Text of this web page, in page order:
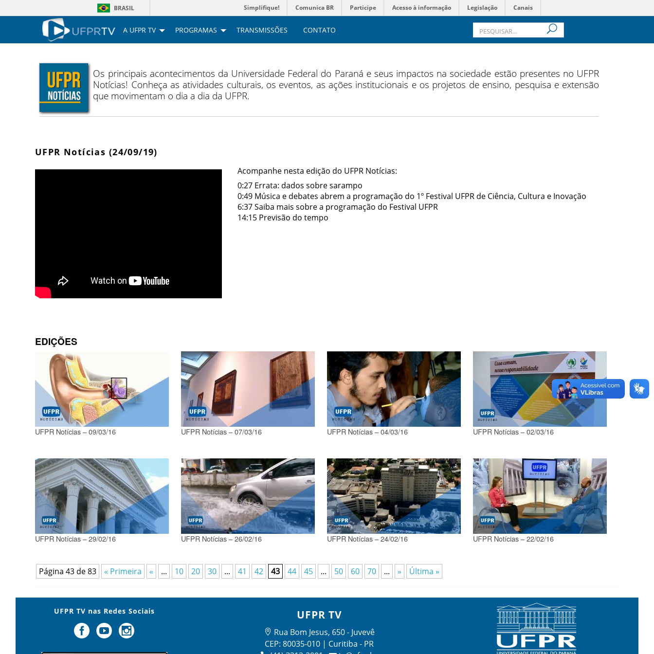
BRASIL Simplifique! Comunica BR Participe Acesso à informação Legislação Canais
A UFPR TV PROGRAMAS TRANSMISSÕES CONTATO
Os principais acontecimentos da Universidade Federal do Paraná e seus impactos na sociedade estão presentes no UFPR
Notícias! Conheça as atividades culturais, os eventos, as ações institucionais e os projetos de ensino, pesquisa e extensão
que movimentam o dia a dia da UFPR.
UFPR Notícias (24/09/19)
Acompanhe nesta edição do UFPR Notícias:
0:27 Errata: dados sobre sarampo
0:49 Música e debates abrem a programação do 1º Festival UFPR de Ciência, Cultura e Inovação
6:37 Saiba mais sobre a programação do Festival UFPR
14:15 Previsão do tempo
EDIÇÕES
UFPR Notícias – 09/03/16 UFPR Notícias – 07/03/16 UFPR Notícias – 04/03/16 UFPR Notícias – 02/03/16
UFPR Notícias – 29/02/16 UFPR Notícias – 26/02/16 UFPR Notícias – 24/02/16 UFPR Notícias – 22/02/16
Página 43 de 83 « Primeira « ... 10 20 30 ... 41 42 43 44 45 ... 50 60 70 ... » Última »
UFPR TV nas Redes Sociais UFPR TV
Rua Bom Jesus, 650 - Juvevê
CEP: 80035-010 | Curitiba - PR